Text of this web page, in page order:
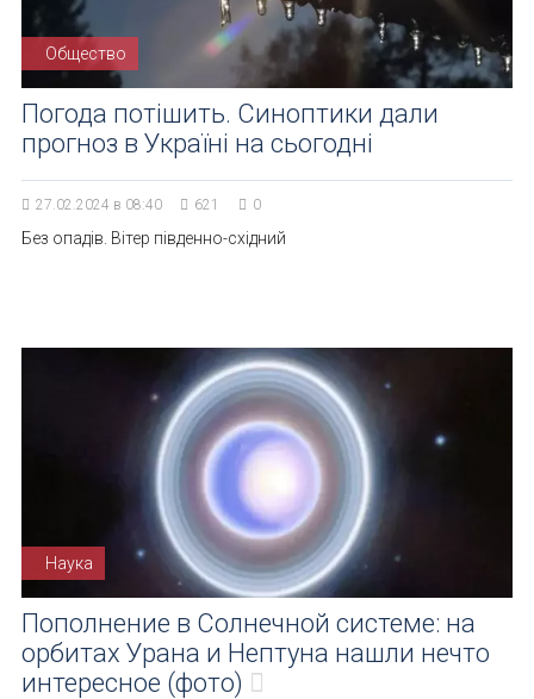
Общество
Погода потішить. Синоптики дали
прогноз в Україні на сьогодні
27.02.2024 в 08:40 621 0
Без опадів. Вітер південно-східний
Наука
Пополнение в Солнечной системе: на
орбитах Урана и Нептуна нашли нечто
интересное (фото)